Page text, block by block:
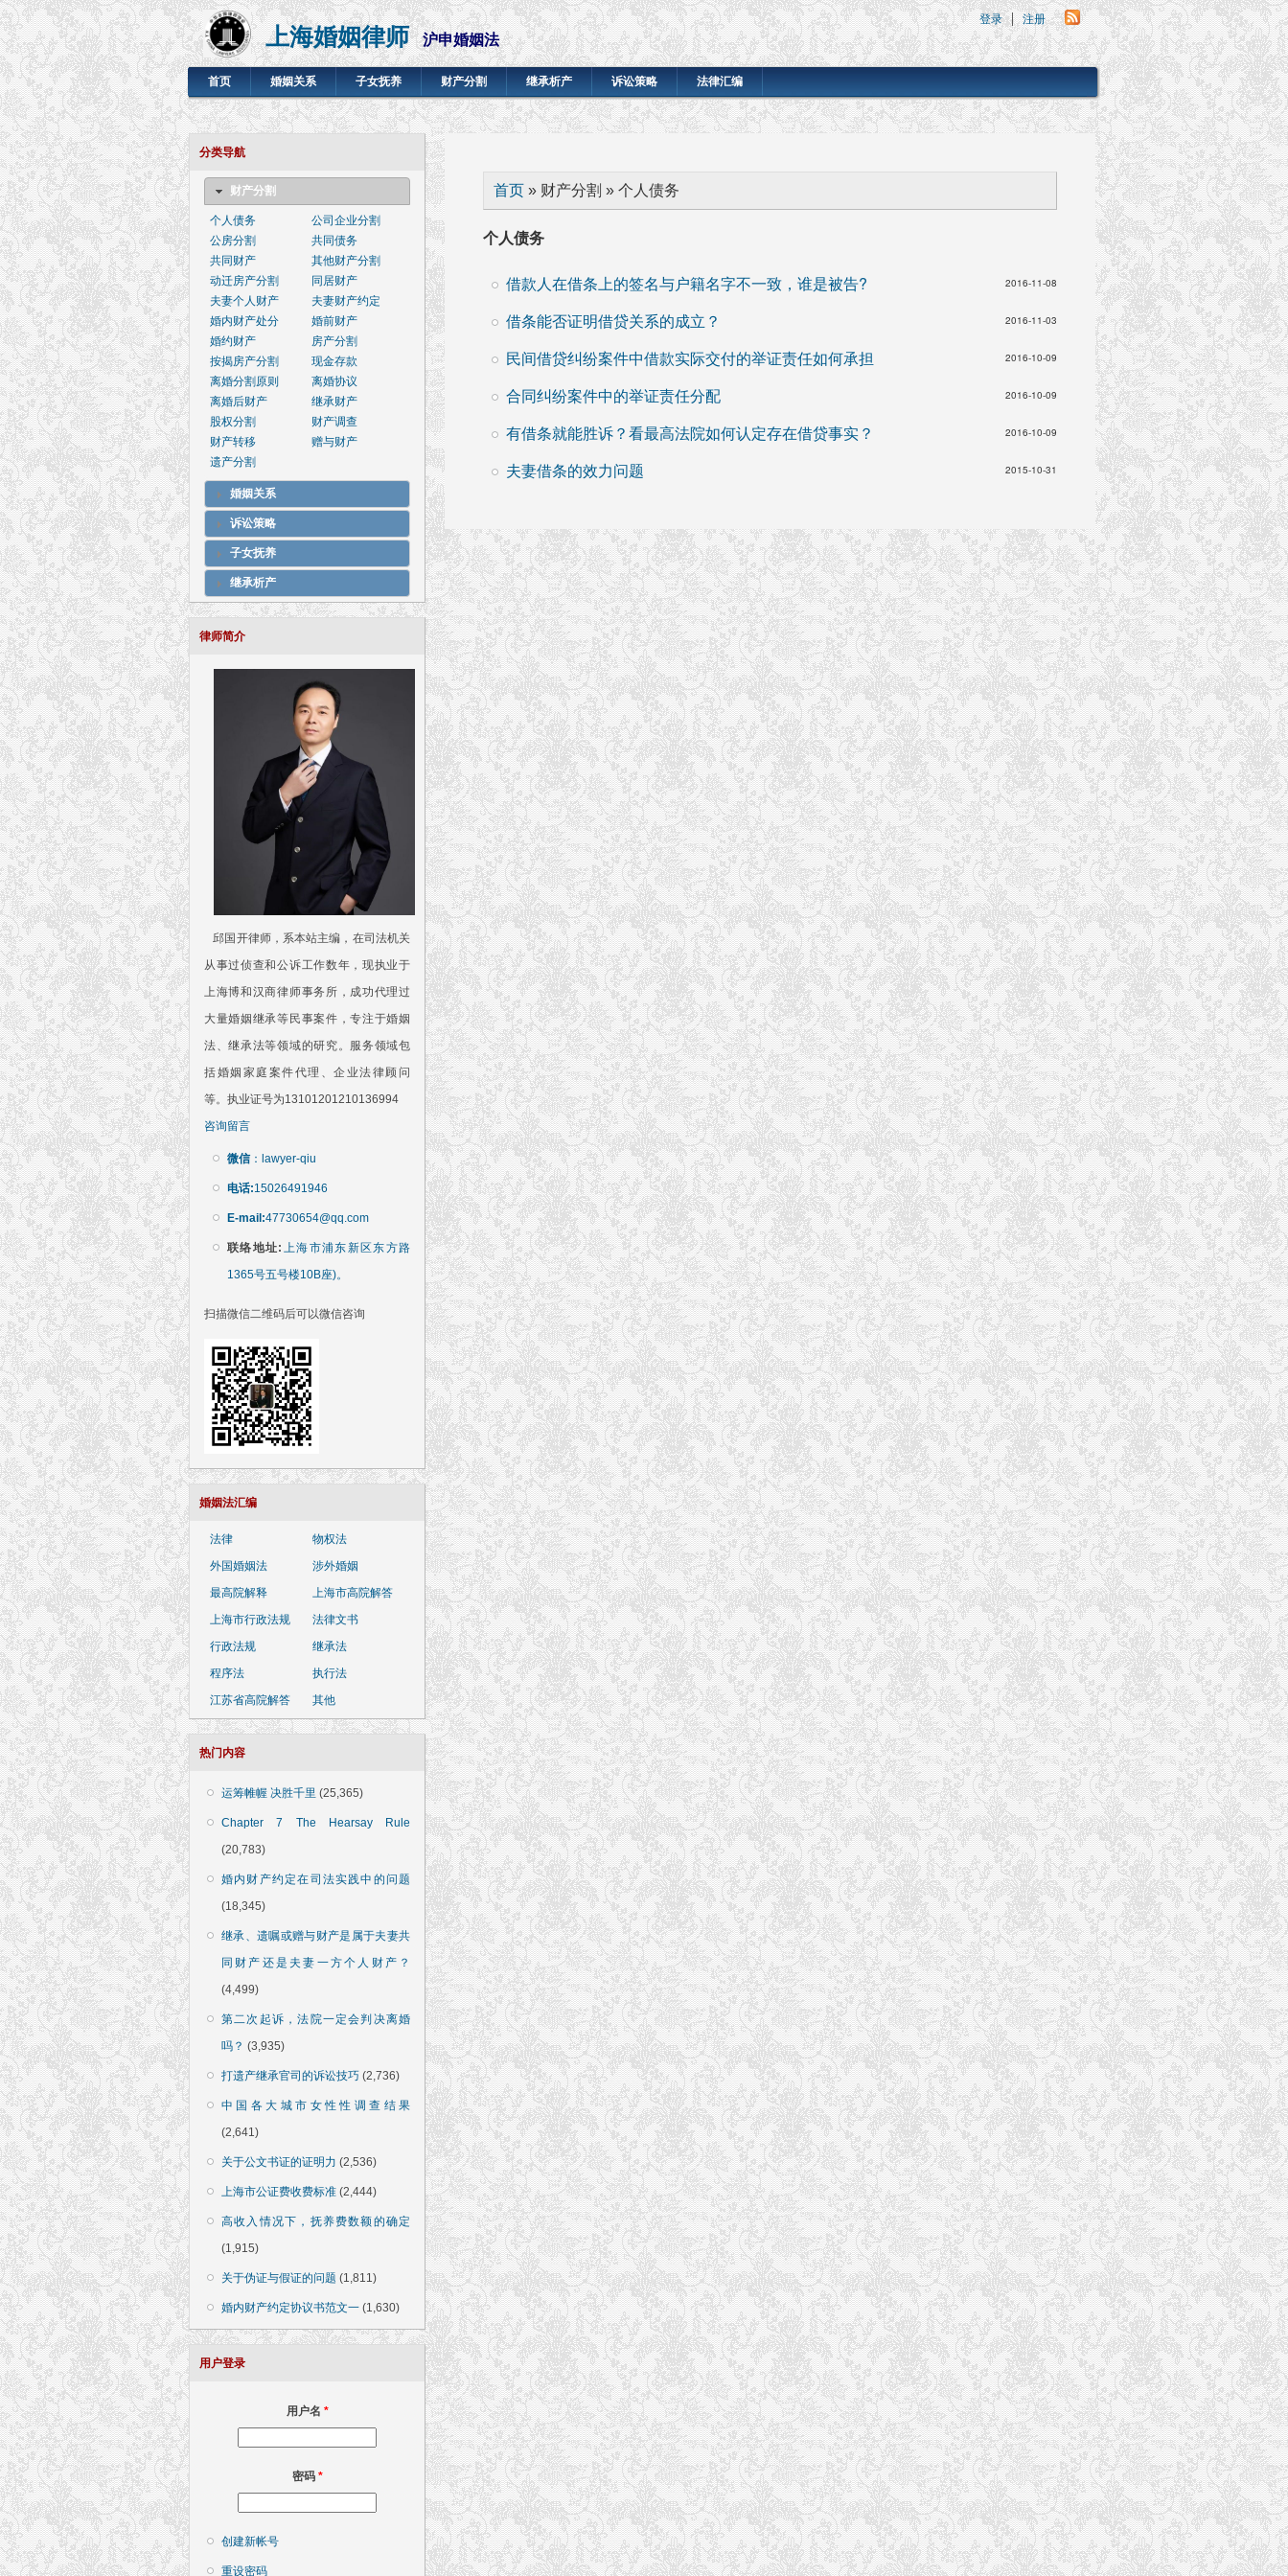
上海婚姻律师 沪申婚姻法
登录 注册
首页 婚姻关系 子女抚养 财产分割 继承析产 诉讼策略 法律汇编
分类导航
财产分割
个人债务
公司企业分割
公房分割
共同债务
共同财产
其他财产分割
动迁房产分割
同居财产
夫妻个人财产
夫妻财产约定
婚内财产处分
婚前财产
婚约财产
房产分割
按揭房产分割
现金存款
离婚分割原则
离婚协议
离婚后财产
继承财产
股权分割
财产调查
财产转移
赠与财产
遗产分割
婚姻关系
诉讼策略
子女抚养
继承析产
律师简介
邱国开律师，系本站主编，在司法机关
从事过侦查和公诉工作数年，现执业于
上海博和汉商律师事务所，成功代理过
大量婚姻继承等民事案件，专注于婚姻
法、继承法等领域的研究。服务领域包
括婚姻家庭案件代理、企业法律顾问
等。执业证号为13101201210136994
咨询留言
微信：lawyer-qiu
电话:15026491946
E-mail:47730654@qq.com
联络地址: 上海市浦东新区东方路
1365号五号楼10B座)。
扫描微信二维码后可以微信咨询
婚姻法汇编
法律
物权法
外国婚姻法
涉外婚姻
最高院解释
上海市高院解答
上海市行政法规
法律文书
行政法规
继承法
程序法
执行法
江苏省高院解答
其他
热门内容
运筹帷幄 决胜千里 (25,365)
Chapter 7 The Hearsay Rule
(20,783)
婚内财产约定在司法实践中的问题
(18,345)
继承、遗嘱或赠与财产是属于夫妻共
同财产还是夫妻一方个人财产？
(4,499)
第二次起诉，法院一定会判决离婚
吗？ (3,935)
打遗产继承官司的诉讼技巧 (2,736)
中国各大城市女性性调查结果
(2,641)
关于公文书证的证明力 (2,536)
上海市公证费收费标准 (2,444)
高收入情况下，抚养费数额的确定
(1,915)
关于伪证与假证的问题 (1,811)
婚内财产约定协议书范文一 (1,630)
用户登录
用户名 *
密码 *
创建新帐号
重设密码
你在这里
首页 » 财产分割 » 个人债务
个人债务
借款人在借条上的签名与户籍名字不一致，谁是被告? 2016-11-08
借条能否证明借贷关系的成立？ 2016-11-03
民间借贷纠纷案件中借款实际交付的举证责任如何承担 2016-10-09
合同纠纷案件中的举证责任分配 2016-10-09
有借条就能胜诉？看最高法院如何认定存在借贷事实？ 2016-10-09
夫妻借条的效力问题 2015-10-31